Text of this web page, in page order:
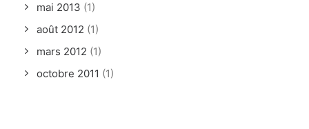
mai 2013 (1)
août 2012 (1)
mars 2012 (1)
octobre 2011 (1)